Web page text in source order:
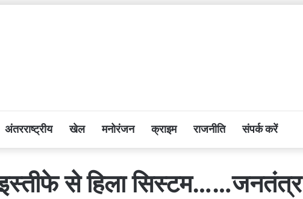
अंतरराष्ट्रीय खेल मनोरंजन क्राइम राजनीति संपर्क करें
से हिला सिस्टम……जनतंत्र